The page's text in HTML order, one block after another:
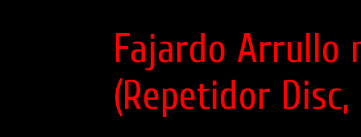
Fajardo Arrullo
(Repetidor Disc,